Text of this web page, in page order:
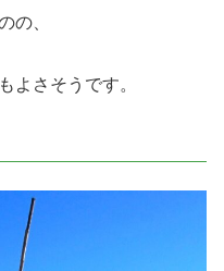
の、
よさそうです。